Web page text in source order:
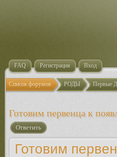
FAQ Регистрация Вход
Список форумов РОДЫ Первые
Готовим первенца к
Ответить
Готовим